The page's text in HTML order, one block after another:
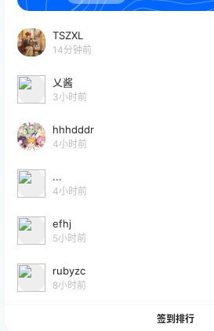
TSZXL
14分钟前
乂酱
3小时前
hhhdddr
4小时前
...
4小时前
efhj
5小时前
rubyzc
8小时前
签到排行